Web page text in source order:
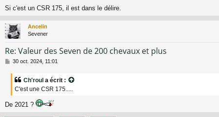
a
Si c'est un CSR 175, il est dans le délire.
Ancelin
Sevener
Re: Valeur des Seven de 200 chevaux et plus
M
e
30 oct. 2024, 11:01
Ch'roul a écrit :
C'est une CSR 175.....
De 2021 ?